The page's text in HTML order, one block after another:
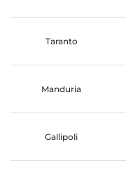
Taranto
Manduria
Gallipoli